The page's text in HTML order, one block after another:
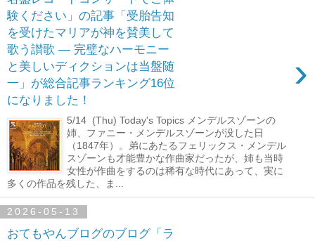
験ください」の記事「受胎告知
を受けたマリアが神を賛美して
歌う讃歌 ― 完璧なハーモニー
と美しいディクションは当盤随
一」が総合記事ランキング16位
になりました！
›
5/14 (Thu) Today's Topics メンデルスゾーンの
姉、ファニー・メンデルスゾーンが没した日
（1847年）。弟にあたるフェリックス・メンデル
スゾーンも才能豊かな作曲家だったが、姉も当時
女性が作曲をするのは稀有な時代にあって、実に
多くの作品を残した、ま...
2026-05-13
おてもやんブログのブログ「ラ